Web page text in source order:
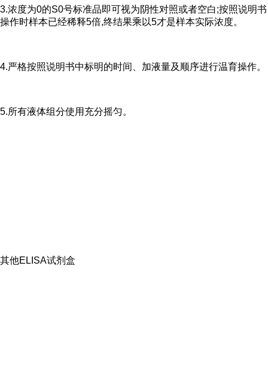
3.浓度为0的S0号标准品即可视为阴性对照或者空白;按照说明书
操作时样本已经稀释5倍,终结果乘以5才是样本实际浓度。
4.严格按照说明书中标明的时间、加液量及顺序进行温育操作。
5.所有液体组分使用充分摇匀。
其他ELISA试剂盒